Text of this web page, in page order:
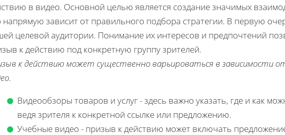
в видео. Основной целью является создание значимых
напрямую зависит от правильного подбора стратегии. В первую
целевой аудитории. Понимание их интересов и предпочтений
к действию под конкретную группу зрителей.
к действию может существенно варьироваться в зависимости
Видеообзоры товаров и услуг - здесь важно указать, где и как
ведя зрителя к конкретной ссылке или предложению.
Учебные видео - призыв к действию может включать